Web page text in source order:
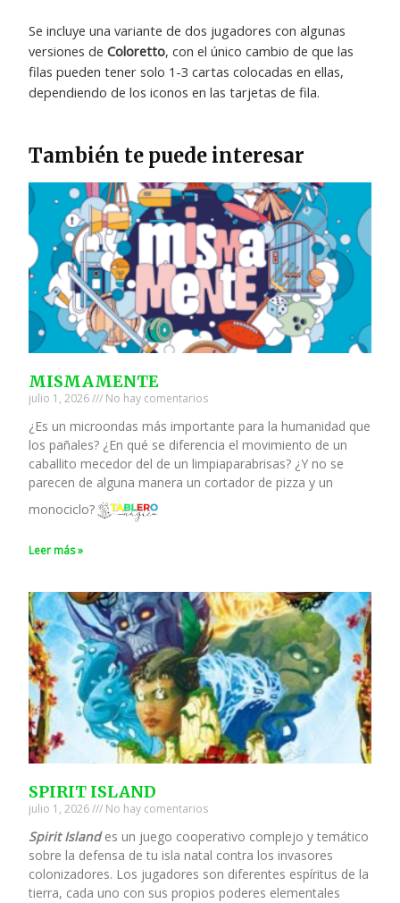
Se incluye una variante de dos jugadores con algunas
versiones deColoretto, con el único cambio de que las
filas pueden tener solo 1-3 cartas colocadas en ellas,
dependiendo de los iconos en las tarjetas de fila.
También te puede interesar
MISMAMENTE
julio 1, 2026 No hay comentarios
¿Es un microondas más importante para la humanidad que
los pañales? ¿En qué se diferencia el movimiento de un
caballito mecedor del de un limpiaparabrisas? ¿Y no se
parecen de alguna manera un cortador de pizza y un
monociclo?
Leer más »
SPIRIT ISLAND
julio 1, 2026 No hay comentarios
Spirit Islandes un juego cooperativo complejo y temático
sobre la defensa de tu isla natal contra los invasores
colonizadores. Los jugadores son diferentes espíritus de la
tierra, cada uno con sus propios poderes elementales